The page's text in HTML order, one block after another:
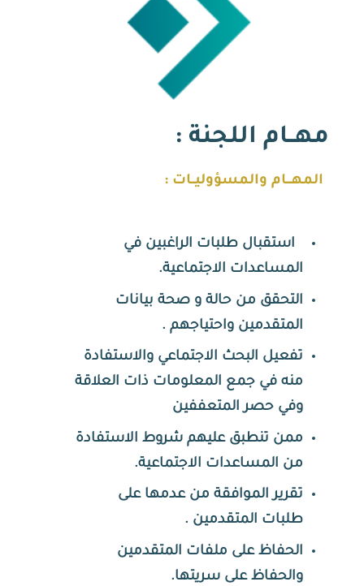
مهــام اللجنة :
المهـــام والمسؤوليــات :
استقبال طلبات الراغبين في
المساعدات الاجتماعية.
التحقق من حالة و صحة بيانات
المتقدمين واحتياجهم .
تفعيل البحث الاجتماعي والاستفادة
منه في جمع المعلومات ذات العلاقة
وفي حصر المتعففين
ممن تنطبق عليهم شروط الاستفادة
من المساعدات الاجتماعية.
تقرير الموافقة من عدمها على
طلبات المتقدمين .
الحفاظ على ملفات المتقدمين
والحفاظ على سريتها.